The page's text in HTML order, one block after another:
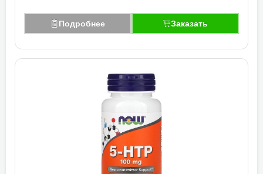
Подробнее Заказать